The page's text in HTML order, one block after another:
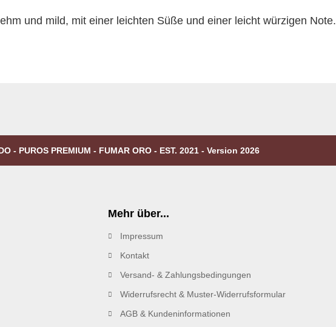
und mild, mit einer leichten Süße und einer leicht würzigen Note.
- PUROS PREMIUM - FUMAR ORO - EST. 2021 - Version 2026
Mehr über...
Impressum
Kontakt
Versand- & Zahlungsbedingungen
Widerrufsrecht & Muster-Widerrufsformular
AGB & Kundeninformationen